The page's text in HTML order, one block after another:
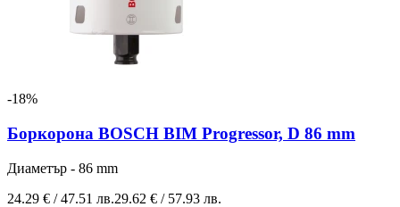
-18%
Боркорона BOSCH BIM Progressor, D 86 mm
Диаметър - 86 mm
24.29 € / 47.51 лв.29.62 € / 57.93 лв.